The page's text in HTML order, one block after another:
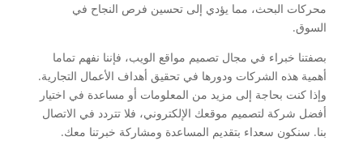
محركات البحث، مما يؤدي إلى تحسين فرص النجاح في
السوق.
بصفتنا خبراء في مجال تصميم مواقع الويب، فإننا نفهم تماما
أهمية هذه الشركات ودورها في تحقيق أهداف الأعمال التجارية.
وإذا كنت بحاجة إلى مزيد من المعلومات أو مساعدة في اختيار
أفضل شركة لتصميم موقعك الإلكتروني، فلا تتردد في الاتصال
بنا. سنكون سعداء بتقديم المساعدة ومشاركة خبرتنا معك.